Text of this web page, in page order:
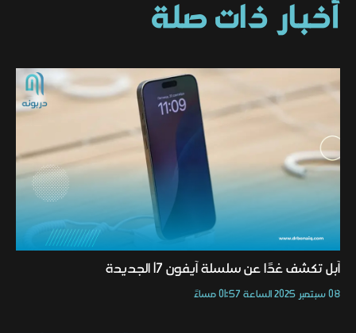
أخبار ذات صلة
آبل تكشف غدًا عن سلسلة آيفون 17 الجديدة
08 سبتمبر 2025 الساعة 01:57 مساءً